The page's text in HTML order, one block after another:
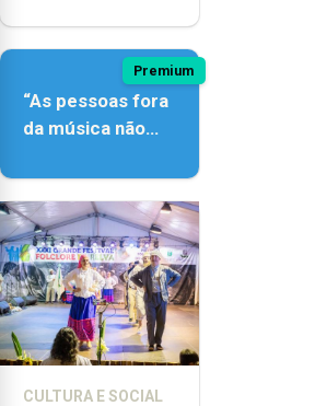
Premium
“As pessoas fora
da música não
quão difícil é
produzir uma
música”
CULTURA E SOCIAL